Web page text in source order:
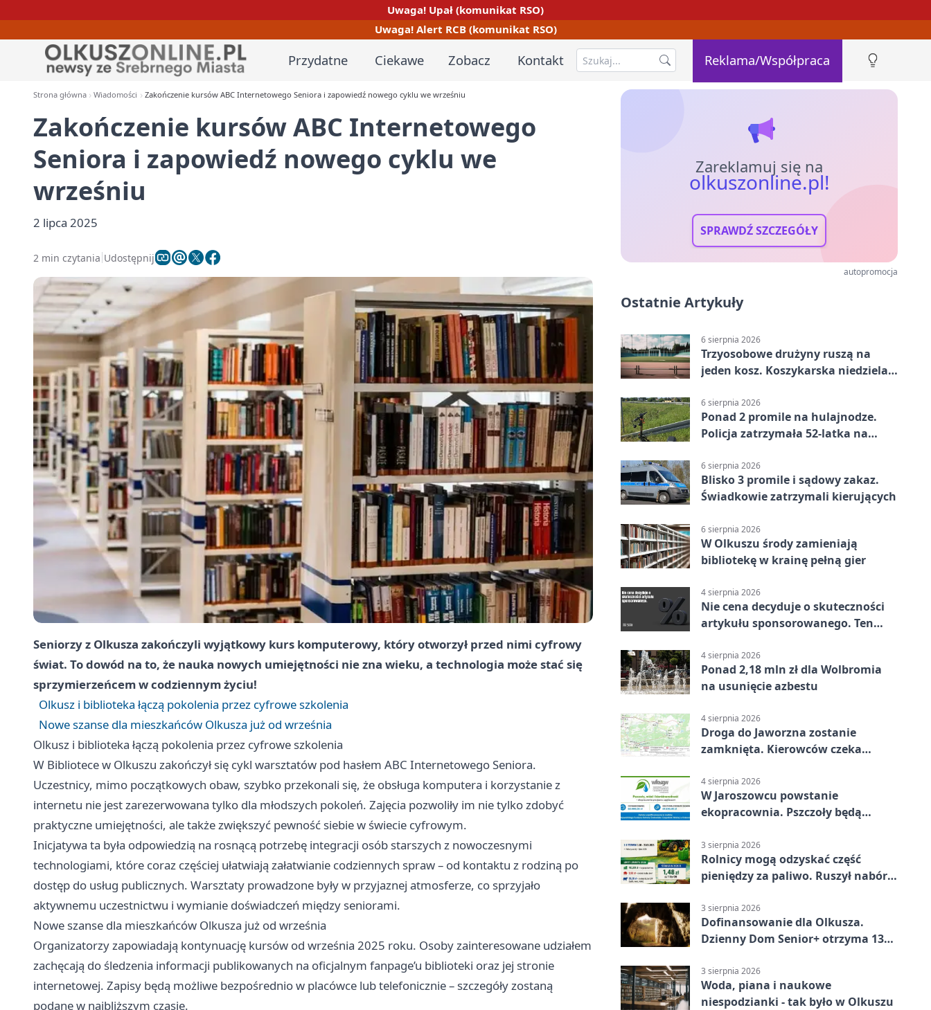
Uwaga! Upał (komunikat RSO)
Uwaga! Alert RCB (komunikat RSO)
Przydatne Ciekawe Zobacz Kontakt Reklama/Współpraca
Strona główna Wiadomości Zakończenie kursów ABC Internetowego Seniora i zapowiedź nowego cyklu we wrześniu
Zakończenie kursów ABC Internetowego
Seniora i zapowiedź nowego cyklu we
wrześniu
2 lipca 2025
2 min czytania Udostępnij
Seniorzy z Olkusza zakończyli wyjątkowy kurs komputerowy, który otworzył przed nimi cyfrowy
świat. To dowód na to, że nauka nowych umiejętności nie zna wieku, a technologia może stać się
sprzymierzeńcem w codziennym życiu!
Olkusz i biblioteka łączą pokolenia przez cyfrowe szkolenia
Nowe szanse dla mieszkańców Olkusza już od września
Olkusz i biblioteka łączą pokolenia przez cyfrowe szkolenia
W Bibliotece w Olkuszu zakończył się cykl warsztatów pod hasłem ABC Internetowego Seniora.
Uczestnicy, mimo początkowych obaw, szybko przekonali się, że obsługa komputera i korzystanie z
internetu nie jest zarezerwowana tylko dla młodszych pokoleń. Zajęcia pozwoliły im nie tylko zdobyć
praktyczne umiejętności, ale także zwiększyć pewność siebie w świecie cyfrowym.
Inicjatywa ta była odpowiedzią na rosnącą potrzebę integracji osób starszych z nowoczesnymi
technologiami, które coraz częściej ułatwiają załatwianie codziennych spraw – od kontaktu z rodziną po
dostęp do usług publicznych. Warsztaty prowadzone były w przyjaznej atmosferze, co sprzyjało
aktywnemu uczestnictwu i wymianie doświadczeń między seniorami.
Nowe szanse dla mieszkańców Olkusza już od września
Organizatorzy zapowiadają kontynuację kursów od września 2025 roku. Osoby zainteresowane udziałem
zachęcają do śledzenia informacji publikowanych na oficjalnym fanpage’u biblioteki oraz jej stronie
internetowej. Zapisy będą możliwe bezpośrednio w placówce lub telefonicznie – szczegóły zostaną
podane w najbliższym czasie.
Zareklamuj się na
olkuszonline.pl!
SPRAWDŹ SZCZEGÓŁY
autopromocja
Ostatnie Artykuły
6 sierpnia 2026
Trzyosobowe drużyny ruszą na
jeden kosz. Koszykarska niedziela
6 sierpnia 2026
Ponad 2 promile na hulajnodze.
Policja zatrzymała 52-latka na
6 sierpnia 2026
Blisko 3 promile i sądowy zakaz.
Świadkowie zatrzymali kierujących
6 sierpnia 2026
W Olkuszu środy zamieniają
bibliotekę w krainę pełną gier
4 sierpnia 2026
Nie cena decyduje o skuteczności
artykułu sponsorowanego. Ten
4 sierpnia 2026
Ponad 2,18 mln zł dla Wolbromia
na usunięcie azbestu
4 sierpnia 2026
Droga do Jaworzna zostanie
zamknięta. Kierowców czeka
4 sierpnia 2026
W Jaroszowcu powstanie
ekopracownia. Pszczoły będą
3 sierpnia 2026
Rolnicy mogą odzyskać część
pieniędzy za paliwo. Ruszył nabór
3 sierpnia 2026
Dofinansowanie dla Olkusza.
Dzienny Dom Senior+ otrzyma 134
3 sierpnia 2026
Woda, piana i naukowe
niespodzianki - tak było w Olkuszu